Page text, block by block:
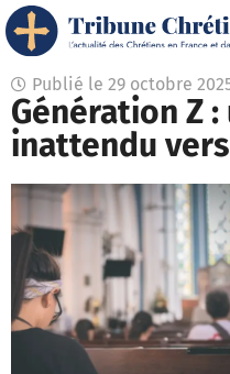
Publié le 29 octobre
Génération Z
inattendu vers